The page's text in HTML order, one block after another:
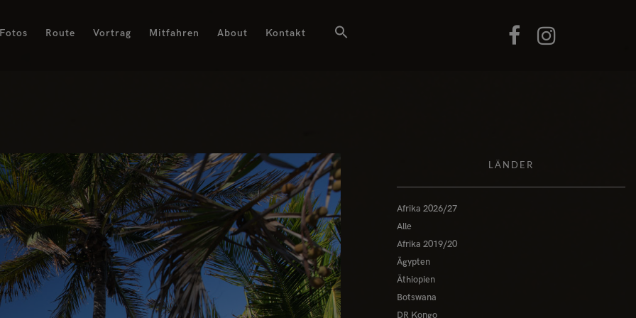
Route Vortrag Mitfahren About Kontakt
LÄNDER
Afrika 2026/27
Alle
Afrika 2019/20
Ägypten
Äthiopien
Botswana
DR Kongo